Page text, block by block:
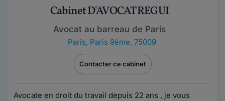
Cabinet D'AVOCAT REGUI
Avocat au barreau de Paris
Paris, Paris 9ème, 75009
Contacter ce cabinet
Avocate en droit du travail depuis 22 ans , je vous